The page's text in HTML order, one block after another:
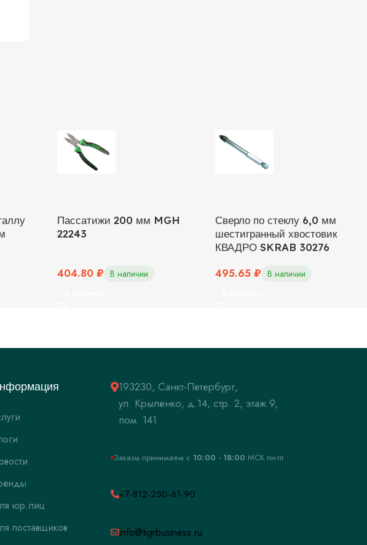
Пассатижи 200 мм MGH
22243
404.80₽ В наличии
Сверло по стеклу 6,0 мм
шестигранный хвостовик
КВАДРО SKRAB 30276
495.65₽ В наличии
юр.лиц
поставщиков
193230, Санкт-Петербург,
ул. Крыленко, д.14, стр. 2, этаж 9,
пом. 141
Заказы принимаем c 10:00 - 18:00 МСК пн-пт
+7-812-250-61-90
info@tigrbusiness.ru